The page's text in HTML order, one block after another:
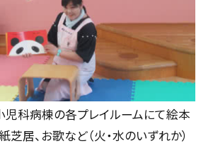
科病棟の各プレイルームにて絵本
芝居、お歌など（火・水のいずれか）